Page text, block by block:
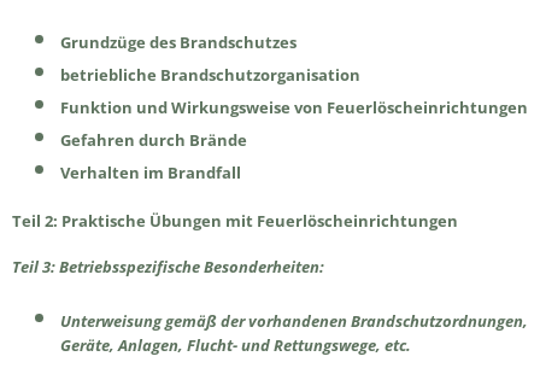
Grundzüge des Brandschutzes
betriebliche Brandschutzorganisation
Funktion und Wirkungsweise von Feuerlöscheinrichtungen
Gefahren durch Brände
Verhalten im Brandfall
Teil 2: Praktische Übungen mit Feuerlöscheinrichtungen
Teil 3:Betriebsspezifische Besonderheiten:
Unterweisung gemäß der vorhandenen Brandschutzordnungen,
Geräte, Anlagen, Flucht- und Rettungswege, etc.